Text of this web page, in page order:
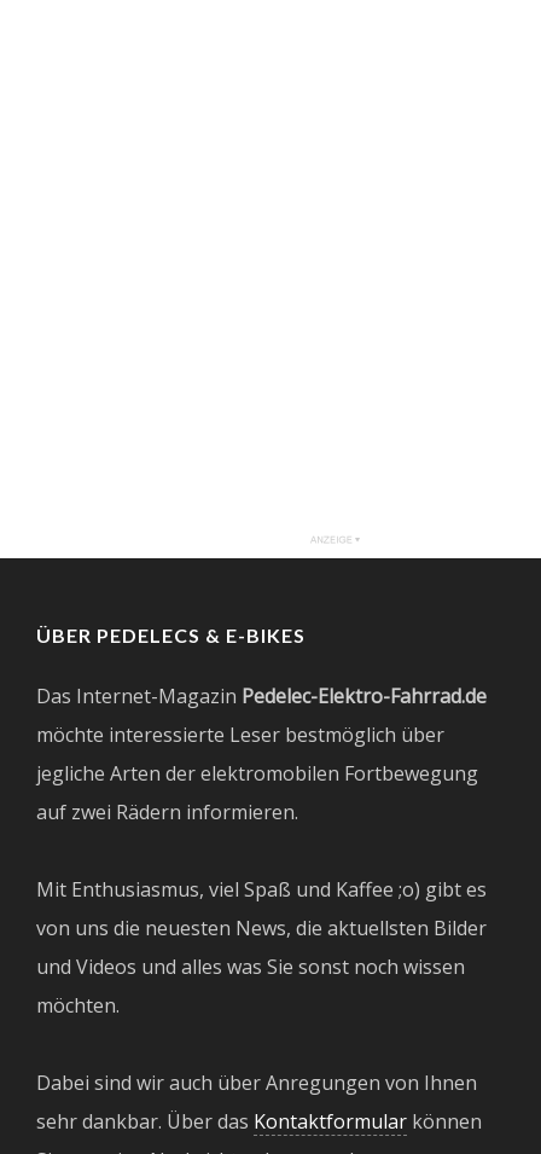
ÜBER PEDELECS & E-BIKES
Das Internet-Magazin Pedelec-Elektro-Fahrrad.de
möchte interessierte Leser bestmöglich über
jegliche Arten der elektromobilen Fortbewegung
auf zwei Rädern informieren.
Mit Enthusiasmus, viel Spaß und Kaffee ;o) gibt es
von uns die neuesten News, die aktuellsten Bilder
und Videos und alles was Sie sonst noch wissen
möchten.
Dabei sind wir auch über Anregungen von Ihnen
sehr dankbar. Über das Kontaktformular können